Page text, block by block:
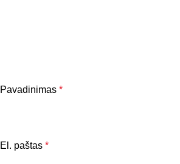
Pavadinimas *
El. paštas *